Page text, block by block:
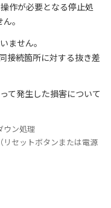
作が必要となる停止処
。
ません。
接続箇所に対する抜き差
て発生した損害について
ン処理
セットボタンまたは電源